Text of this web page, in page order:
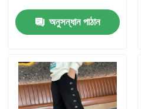
বাড়ি
অনুসন্ধান পাঠান